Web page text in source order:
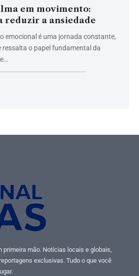
em movimento:
reduzir a ansiedade
emocional é uma jornada constante,
ressalta o papel fundamental da
mão. Notícias locais e globais,
exclusivas. Tudo o que você